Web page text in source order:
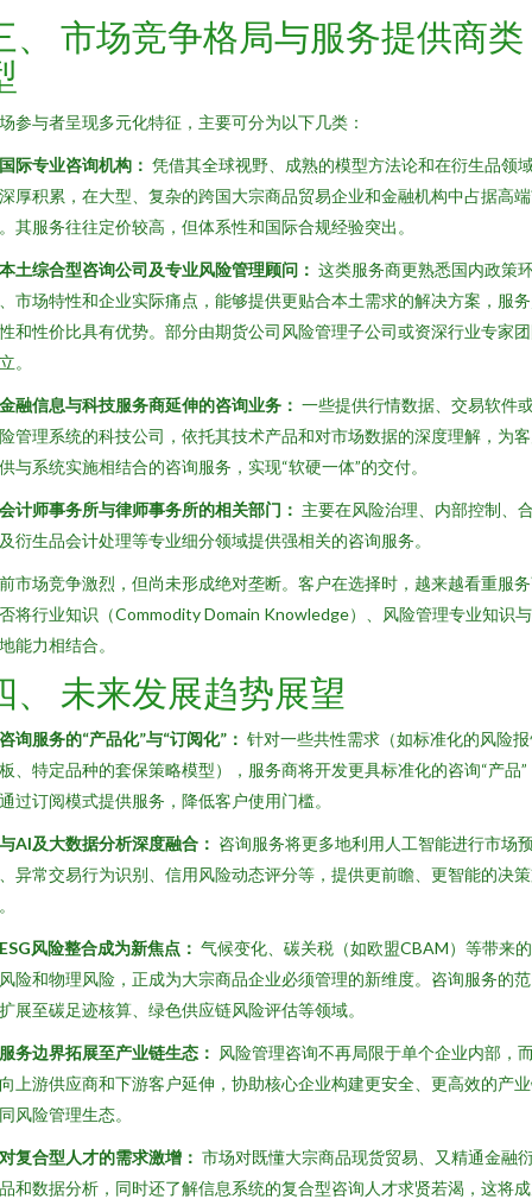
、 市场竞争格局与服务提供商类
参与者呈现多元化特征，主要可分为以下几类：
际专业咨询机构： 凭借其全球视野、成熟的模型方法论和在衍生品领
厚积累，在大型、复杂的跨国大宗商品贸易企业和金融机构中占据高
其服务往往定价较高，但体系性和国际合规经验突出。
土综合型咨询公司及专业风险管理顾问： 这类服务商更熟悉国内政策
市场特性和企业实际痛点，能够提供更贴合本土需求的解决方案，服
和性价比具有优势。部分由期货公司风险管理子公司或资深行业专家
。
融信息与科技服务商延伸的咨询业务： 一些提供行情数据、交易软件
管理系统的科技公司，依托其技术产品和对市场数据的深度理解，为
与系统实施相结合的咨询服务，实现“软硬一体”的交付。
计师事务所与律师事务所的相关部门： 主要在风险治理、内部控制、
衍生品会计处理等专业细分领域提供强相关的咨询服务。
市场竞争激烈，但尚未形成绝对垄断。客户在选择时，越来越看重服
将行业知识（Commodity Domain Knowledge）、风险管理专业知识
能力相结合。
、 未来发展趋势展望
询服务的“产品化”与“订阅化”： 针对一些共性需求（如标准化的风险
、特定品种的套保策略模型），服务商将开发更具标准化的咨询“产品”
过订阅模式提供服务，降低客户使用门槛。
AI及大数据分析深度融合： 咨询服务将更多地利用人工智能进行市场
异常交易行为识别、信用风险动态评分等，提供更前瞻、更智能的决
风险整合成为新焦点： 气候变化、碳关税（如欧盟CBAM）等带来
险和物理风险，正成为大宗商品企业必须管理的新维度。咨询服务的
展至碳足迹核算、绿色供应链风险评估等领域。
务边界拓展至产业链生态： 风险管理咨询不再局限于单个企业内部，
上游供应商和下游客户延伸，协助核心企业构建更安全、更高效的产
风险管理生态。
复合型人才的需求激增： 市场对既懂大宗商品现货贸易、又精通金融
和数据分析，同时还了解信息系统的复合型咨询人才求贤若渴，这将